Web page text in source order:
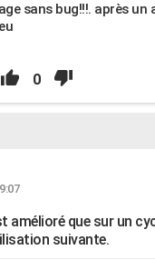
sans bug!!!. après un
0
amélioré que sur un
suivante.